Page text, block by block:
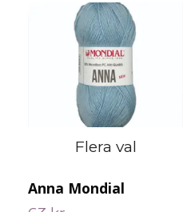
Flera val
Anna Mondial